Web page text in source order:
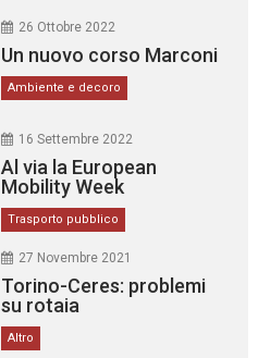
26 Ottobre 2022
Un nuovo corso Marconi
Ambiente e decoro
16 Settembre 2022
Al via la European
Mobility Week
Trasporto pubblico
27 Novembre 2021
Torino-Ceres: problemi
su rotaia
Altro